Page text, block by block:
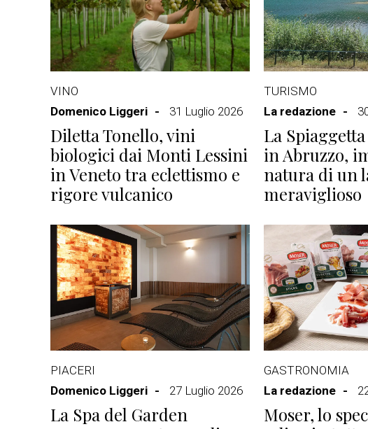
VINO
Domenico Liggeri
31 Luglio 2026
Diletta Tonello, vini
biologici dai Monti Lessini
in Veneto tra eclettismo e
rigore vulcanico
TURISMO
La redazione
La
in Abruzzo,
natura di un
meraviglioso
PIACERI
Domenico Liggeri
27 Luglio 2026
La Spa del Garden
GASTRONOMIA
La redazione
Moser, lo